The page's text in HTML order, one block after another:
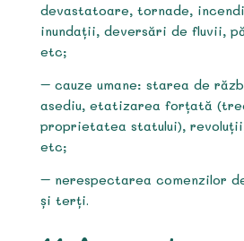
devastatoare, tornade,
inundații, deversări de fluvii,
etc;
– cauze umane: starea de
asediu, etatizarea forțată
proprietatea statului),
etc;
– nerespectarea comenzilor
și terți.